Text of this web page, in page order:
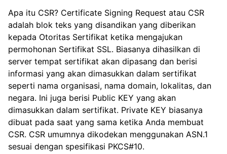
Apa itu CSR? Certificate Signing Request atau CSR
adalah blok teks yang disandikan yang diberikan
kepada Otoritas Sertifikat ketika mengajukan
permohonan Sertifikat SSL. Biasanya dihasilkan di
server tempat sertifikat akan dipasang dan berisi
informasi yang akan dimasukkan dalam sertifikat
seperti nama organisasi, nama domain, lokalitas, dan
negara. Ini juga berisi Public KEY yang akan
dimasukkan dalam sertifikat. Private KEY biasanya
dibuat pada saat yang sama ketika Anda membuat
CSR. CSR umumnya dikodekan menggunakan ASN.1
sesuai dengan spesifikasi PKCS#10.